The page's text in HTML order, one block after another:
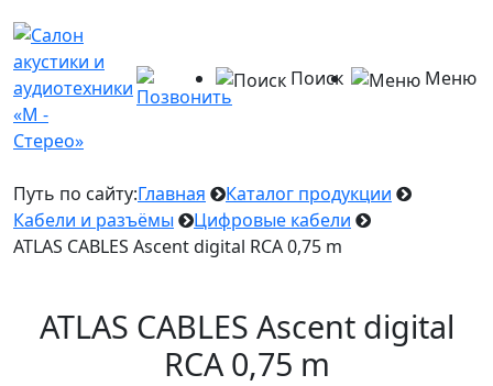
Меню
Поиск
Путь по сайту:Главная
Каталог продукции
Кабели и разъёмы
Цифровые кабели
ATLAS CABLES Ascent digital RCA 0,75 m
ATLAS CABLES Ascent digital
RCA 0,75 m